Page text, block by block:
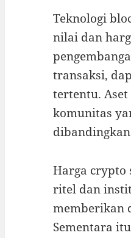
Teknologi
nilai dan
transaksi,
tertentu.
komunitas
Harga crypto
ritel dan
memberikan
Sementara